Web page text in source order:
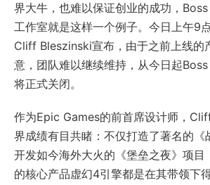
界大牛，也难以保证创业的成功，
工作室就是这样一个例子。今日上午9
Cliff Bleszinski宣布，由于之前上线的
意，团队难以继续维持，从今日起
将正式关闭。
作为Epic Games的前首席设计师，
界成绩有目共睹：不仅打造了著名的《
开发如今海外大火的《堡垒之夜》项目
的核心产品虚幻4引擎都是在其带领下